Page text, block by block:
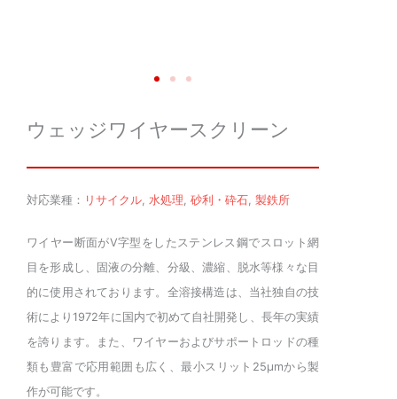
ウェッジワイヤースクリーン
対応業種： リサイクル 水処理 砂利・砕石 製鉄所
ワイヤー断面がV字型をしたステンレス鋼でスロット網
目を形成し、固液の分離、分級、濃縮、脱水等様々な目
的に使用されております。全溶接構造は、当社独自の技
術により1972年に国内で初めて自社開発し、長年の実績
を誇ります。また、ワイヤーおよびサポートロッドの種
類も豊富で応用範囲も広く、最小スリット25μmから製
作が可能です。